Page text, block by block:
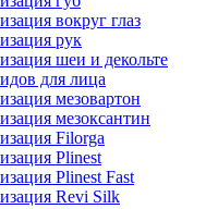
вокруг глаз
рук
шеи и декольте
для лица
мезовартон
мезоксантин
Filorga
Plinest
Plinest Fast
Revi Silk